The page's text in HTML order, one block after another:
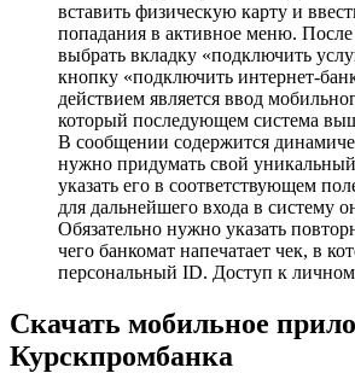
вставить физическую карту и
попадания в активное меню. После
выбрать вкладку «подключить
кнопку «подключить интернет-
действием является ввод
который последующем система
В сообщении содержится
нужно придумать свой
указать его в соответствующем
для дальнейшего входа в систему
Обязательно нужно указать
чего банкомат напечатает чек, в
персональный ID. Доступ к
Скачать мобильное
Курскпромбанка